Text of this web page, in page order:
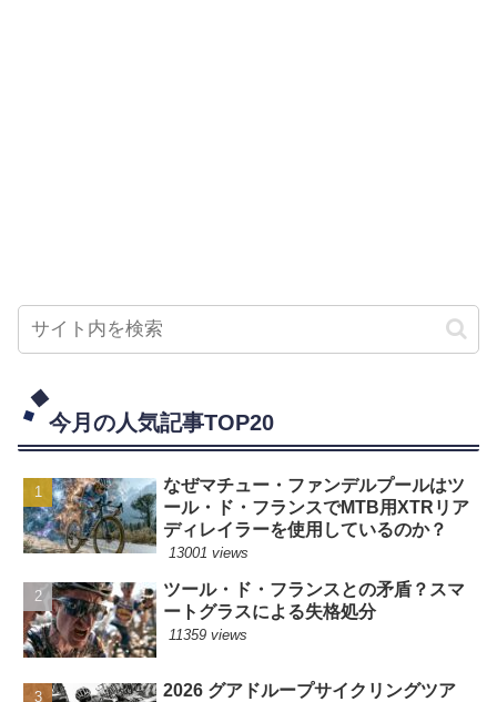
今月の人気記事TOP20
なぜマチュー・ファンデルプールはツ
ール・ド・フランスでMTB用XTRリア
ディレイラーを使用しているのか？
13001 views
ツール・ド・フランスとの矛盾？スマ
ートグラスによる失格処分
11359 views
2026 グアドループサイクリングツア